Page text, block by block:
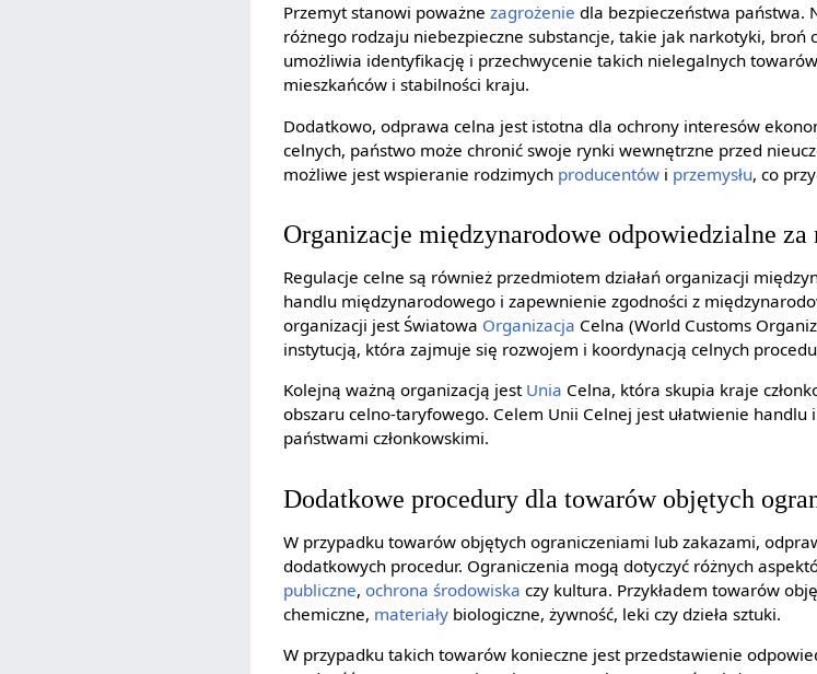
Przemyt stanowi poważnezagrożenie dla bezpieczeństwa państwa.
różnego rodzaju niebezpieczne substancje, takie jak narkotyki, broń
umożliwia identyfikację i przechwycenie takich nielegalnych
mieszkańców i stabilności kraju.
Dodatkowo, odprawa celna jest istotna dla ochrony interesów
celnych, państwo może chronić swoje rynki wewnętrzne przed
możliwe jest wspieranie rodzimych producentów i przemysłu, co
Organizacje międzynarodowe odpowiedzialne za
Regulacje celne są również przedmiotem działań organizacji
handlu międzynarodowego i zapewnienie zgodności z
organizacji jest Światowa Organizacja Celna (World Customs
instytucją, która zajmuje się rozwojem i koordynacją celnych
Kolejną ważną organizacją jest Unia Celna, która skupia kraje
obszaru celno-taryfowego. Celem Unii Celnej jest ułatwienie
państwami członkowskimi.
Dodatkowe procedury dla towarów objętych
W przypadku towarów objętych ograniczeniami lub zakazami,
dodatkowych procedur. Ograniczenia mogą dotyczyć różnych
publiczne,ochrona środowiska czy kultura. Przykładem towarów
chemiczne, materiały biologiczne, żywność, leki czy dzieła sztuki.
W przypadku takich towarów konieczne jest przedstawienie